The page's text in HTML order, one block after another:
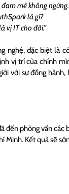
mê không ngừng.
là gì?
vị IT cho đời.”
nghệ, đặc biệt là
vị trí của chính
với sự đồng
đến phỏng vấn
Minh. Kết quả sẽ